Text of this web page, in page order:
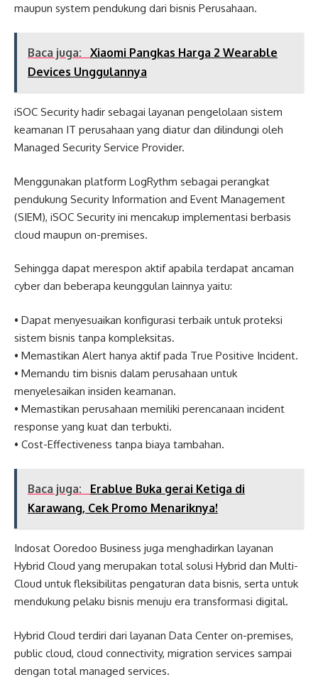
maupun system pendukung dari bisnis Perusahaan.
Baca juga:
Xiaomi Pangkas Harga 2 Wearable
Devices Unggulannya
iSOC Security hadir sebagai layanan pengelolaan sistem
keamanan IT perusahaan yang diatur dan dilindungi oleh
Managed Security Service Provider.
Menggunakan platform LogRythm sebagai perangkat
pendukung Security Information and Event Management
(SIEM), iSOC Security ini mencakup implementasi berbasis
cloud maupun on-premises.
Sehingga dapat merespon aktif apabila terdapat ancaman
cyber dan beberapa keunggulan lainnya yaitu:
• Dapat menyesuaikan konfigurasi terbaik untuk proteksi
sistem bisnis tanpa kompleksitas.
• Memastikan Alert hanya aktif pada True Positive Incident.
• Memandu tim bisnis dalam perusahaan untuk
menyelesaikan insiden keamanan.
• Memastikan perusahaan memiliki perencanaan incident
response yang kuat dan terbukti.
• Cost-Effectiveness tanpa biaya tambahan.
Baca juga:
Erablue Buka gerai Ketiga di
Karawang, Cek Promo Menariknya!
Indosat Ooredoo Business juga menghadirkan layanan
Hybrid Cloud yang merupakan total solusi Hybrid dan Multi-
Cloud untuk fleksibilitas pengaturan data bisnis, serta untuk
mendukung pelaku bisnis menuju era transformasi digital.
Hybrid Cloud terdiri dari layanan Data Center on-premises,
public cloud, cloud connectivity, migration services sampai
dengan total managed services.